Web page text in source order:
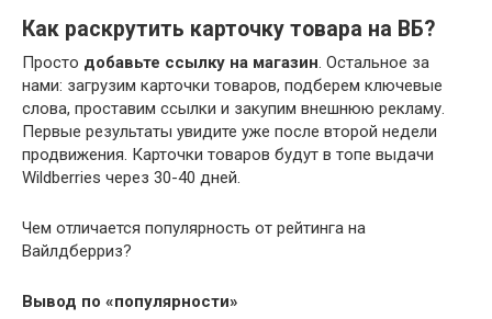
Как раскрутить карточку товара на ВБ?
Просто добавьте ссылку на магазин. Остальное за
нами: загрузим карточки товаров, подберем ключевые
слова, проставим ссылки и закупим внешнюю рекламу.
Первые результаты увидите уже после второй недели
продвижения. Карточки товаров будут в топе выдачи
Wildberries через 30-40 дней.
Чем отличается популярность от рейтинга на
Вайлдберриз?
Вывод по «популярности»